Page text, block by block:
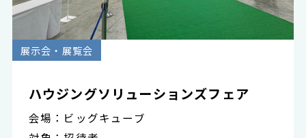
展示会・展覧会
ハウジングソリューションズフェア
会場：ビッグキューブ